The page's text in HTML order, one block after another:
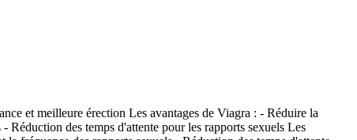
et meilleure érection Les avantages de Viagra : - Réduire la
Réduction des temps d'attente pour les rapports sexuels Les